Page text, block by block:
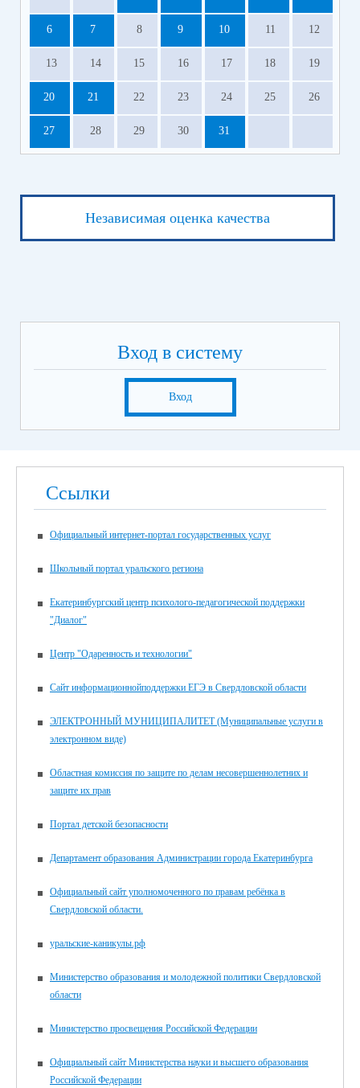
6 7 8 9 10 11 12
13 14 15 16 17 18 19
20 21 22 23 24 25 26
27 28 29 30 31
Независимая оценка качества
Вход в систему
Вход
Ссылки
Официальный интернет-портал государственных услуг
Школьный портал уральского региона
Екатеринбургский центр психолого-педагогической поддержки
"Диалог"
Центр "Одаренность и технологии"
Сайт информационнойподдержки ЕГЭ в Свердловской области
ЭЛЕКТРОННЫЙ МУНИЦИПАЛИТЕТ (Муниципальные услуги в
электронном виде)
Областная комиссия по защите по делам несовершеннолетних и
защите их прав
Портал детской безопасности
Департамент образования Администрации города Екатеринбурга
Официальный сайт уполномоченного по правам ребёнка в
Свердловской области.
уральские-каникулы.рф
Министерство образования и молодежной политики Свердловской
области
Министерство просвещения Российской Федерации
Официальный сайт Министерства науки и высшего образования
Российской Федерации